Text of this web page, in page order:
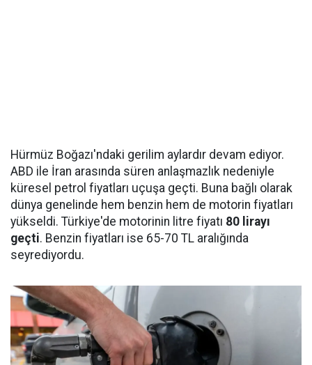
Hürmüz Boğazı'ndaki gerilim aylardır devam ediyor.
ABD ile İran arasında süren anlaşmazlık nedeniyle
küresel petrol fiyatları uçuşa geçti. Buna bağlı olarak
dünya genelinde hem benzin hem de motorin fiyatları
yükseldi. Türkiye'de motorinin litre fiyatı 80 lirayı
geçti. Benzin fiyatları ise 65-70 TL aralığında
seyrediyordu.